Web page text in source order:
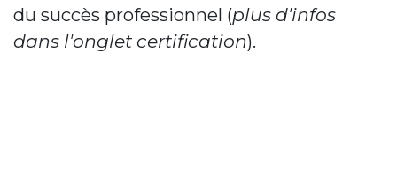
du succès professionnel (plus d'infos
dans l'onglet certification).